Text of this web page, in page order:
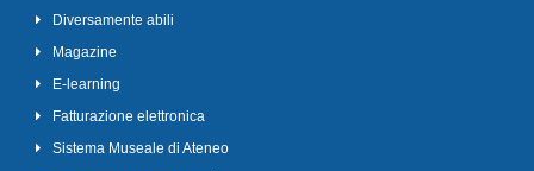
Diversamente abili
Magazine
E-learning
Fatturazione elettronica
Sistema Museale di Ateneo